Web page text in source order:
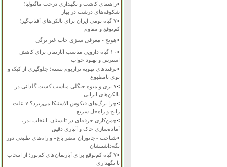
>راهنمای کاشت و نگهداری درخت ماگنولیا؛
شکوفه‌های درشت در بهار
>
۷ گیاه بومی ایران برای بالکن‌های آفتاب‌گیر؛
کم‌توقع و مقاوم
>هویج - معرفی سبزی جات غیر برگی
>
۱۰ گیاه دارویی مناسب آپارتمان برای کاهش
استرس و بهبود خواب
>ترفندهای تهویه تراریوم بسته؛ جلوگیری از کپک و
بوی نامطبوع
>
۷ بری و میوه جنگلی مناسب کشت گلدانی در
بالکن‌های ایرانی
>
چرا برگ‌های فیکوس الاستیکا می‌ریزد؟ ۷ علت
رایج و راه‌حل سریع
>چمن‌کاری حرفه‌ای در تابستان: انتخاب بذر،
آماده‌سازی خاک و آبیاری دقیق
>شناخت «جانوران مضر باغ» و راه‌های طبیعی دور
نگه‌داشتنشان
>
۷ گیاه کم‌توقع برای آپارتمان‌های کم‌نور؛ از انتخاب
تا نگهداری